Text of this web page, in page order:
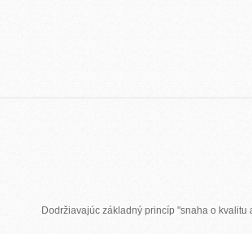
Dodržiavajúc základný princíp "snaha o